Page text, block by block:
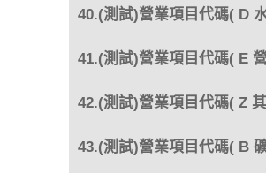
40.(測試)營業項目代碼( D
41.(測試)營業項目代碼( E
42.(測試)營業項目代碼( Z
43.(測試)營業項目代碼( B